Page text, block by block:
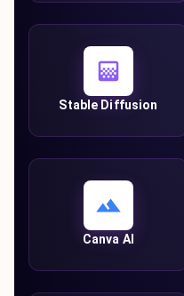
Stable Diffusion
Canva AI